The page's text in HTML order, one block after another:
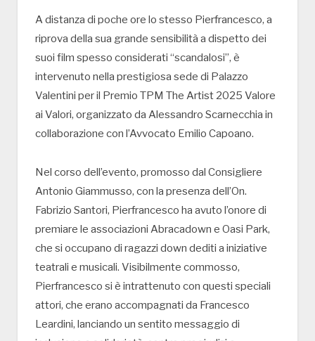
A distanza di poche ore lo stesso Pierfrancesco, a
riprova della sua grande sensibilità a dispetto dei
suoi film spesso considerati “scandalosi”, è
intervenuto nella prestigiosa sede di Palazzo
Valentini per il Premio TPM The Artist 2025 Valore
ai Valori, organizzato da Alessandro Scarnecchia in
collaborazione con l’Avvocato Emilio Capoano.
Nel corso dell’evento, promosso dal Consigliere
Antonio Giammusso, con la presenza dell’On.
Fabrizio Santori, Pierfrancesco ha avuto l’onore di
premiare le associazioni Abracadown e Oasi Park,
che si occupano di ragazzi down dediti a iniziative
teatrali e musicali. Visibilmente commosso,
Pierfrancesco si è intrattenuto con questi speciali
attori, che erano accompagnati da Francesco
Leardini, lanciando un sentito messaggio di